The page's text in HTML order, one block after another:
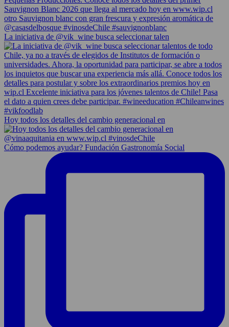
La iniciativa de @vik_wine busca seleccionar talen
Hoy todos los detalles del cambio generacional en
Cómo podemos ayudar? Fundación Gastronomía Social